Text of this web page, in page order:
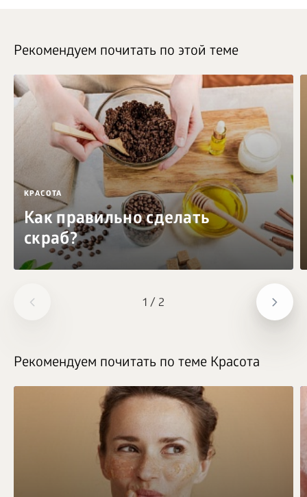
1 / 2
Рекомендуем почитать по этой теме
КРАСОТА
Как правильно сделать
скраб?
Рекомендуем почитать по теме Красота